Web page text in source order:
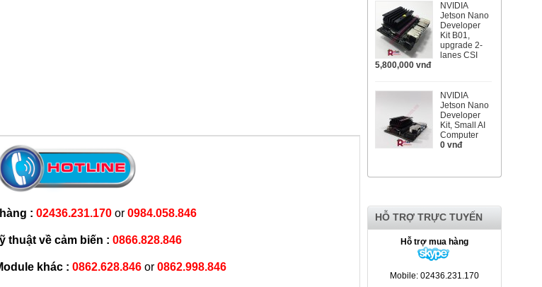
NVIDIA
Jetson Nano
Developer
Kit B01,
upgrade 2-
lanes CSI
5,800,000 vnđ
NVIDIA
Jetson Nano
Developer
Kit, Small AI
Computer
0 vnđ
HỖ TRỢ TRỰC TUYẾN
Hỗ trợ mua hàng
Mobile: 02436.231.170
hàng : 02436.231.170 or 0984.058.846
thuật về cảm biến : 0866.828.846
khác : 0862.628.846 or 0862.998.846